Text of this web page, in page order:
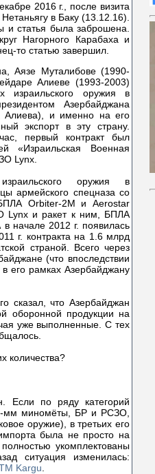
2016 г., после визита
в Баку (13.12.16).
и статья была заброшена.
Нагорного Карабаха и
то статью завершил.
Аязе Муталибове (1990-
Алиеве (1993-2003)
израильского оружия в
Азербайджана
Алиева), и именно на его
экспорт в эту страну.
первый контракт был
Военная
Lynx.
оружия в
армейского спецназа со
Orbiter-2M и Aerostar
Lynx и ракет к ним, БПЛА
начале 2012 г. появилась
г. контракта на 1.6 млрд
страной. Всего через
(что впоследствии
его рамках Азербайджану
сказал, что Азербайджан
оборонной продукции на
уже выполненные. С тех
количества?
Если по ряду категорий
мм миномёты, БР и РСЗО,
оружие), в третьих его
была не просто на
укомплектованы
ситуация изменилась:
Kargu